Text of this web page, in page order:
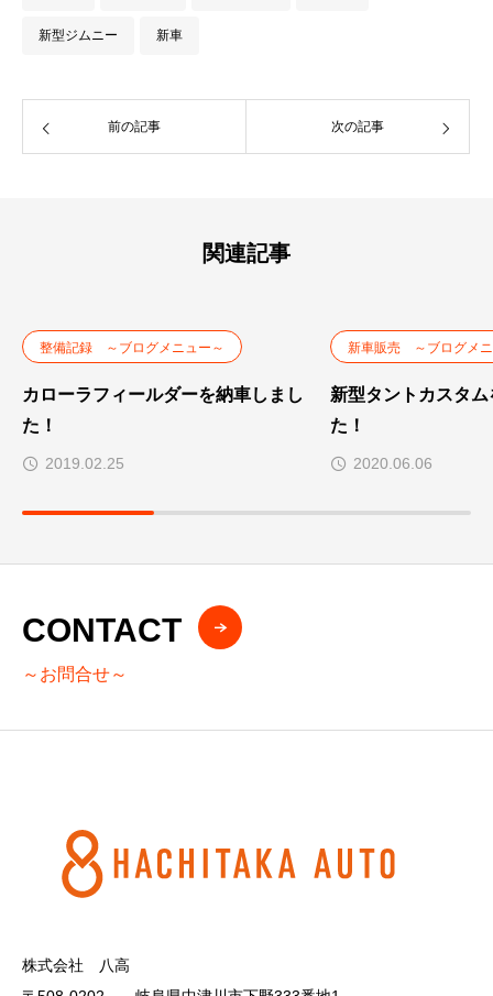
新型ジムニー 新車
前の記事 次の記事
関連記事
整備記録 ～ブログメニュー～
カローラフィールダーを納車しまし
た！
2019.02.25
新車販売 ～ブログメ
新型タントカスタ
た！
2020.06.06
CONTACT
～お問合せ～
株式会社 八高